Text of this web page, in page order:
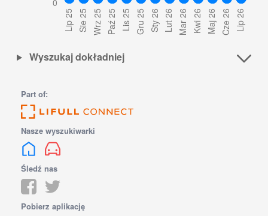
Wyszukaj dokładniej
Part of:
Nasze wyszukiwarki
Śledź nas
Pobierz aplikację